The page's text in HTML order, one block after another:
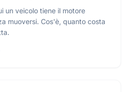
un veicolo tiene il motore
muoversi. Cos'è, quanto costa